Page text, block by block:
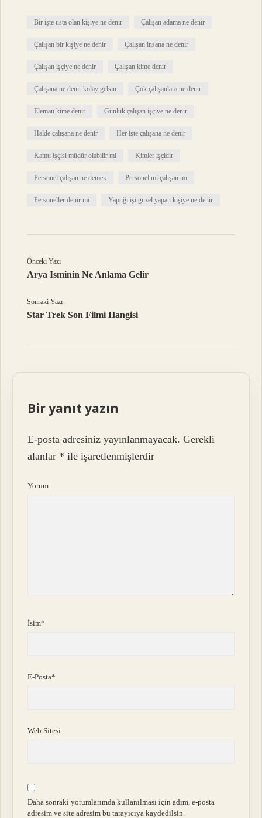
Bir işte usta olan kişiye ne denir Çalışan adama ne denir
Çalışan bir kişiye ne denir Çalışan insana ne denir
Çalışan işçiye ne denir Çalışan kime denir
Çalışana ne denir kolay gelsin Çok çalışanlara ne denir
Eleman kime denir Günlük çalışan işçiye ne denir
Halde çalışana ne denir Her işte çalışana ne denir
Kamu işçisi müdür olabilir mi Kimler işçidir
Personel çalışan ne demek Personel mi çalışan mı
Personeller denir mi Yaptığı işi güzel yapan kişiye ne denir
Önceki Yazı
Arya Isminin Ne Anlama Gelir
Sonraki Yazı
Star Trek Son Filmi Hangisi
Bir yanıt yazın
E-posta adresiniz yayınlanmayacak. Gerekli
alanlar * ile işaretlenmişlerdir
Yorum
İsim*
E-Posta*
Web Sitesi
Daha sonraki yorumlarımda kullanılması için adım, e-posta
adresim ve site adresim bu tarayıcıya kaydedilsin.